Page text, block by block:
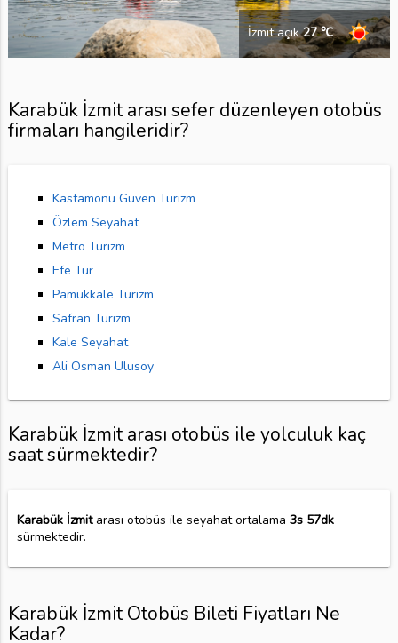
İzmit açık27 ℃
Karabük İzmit arası sefer düzenleyen otobüs
firmaları hangileridir?
Kastamonu Güven Turizm
Özlem Seyahat
Metro Turizm
Efe Tur
Pamukkale Turizm
Safran Turizm
Kale Seyahat
Ali Osman Ulusoy
Karabük İzmit arası otobüs ile yolculuk kaç
saat sürmektedir?
Karabük İzmitarası otobüs ile seyahat ortalama 3s 57dk
sürmektedir.
Karabük İzmit Otobüs Bileti Fiyatları Ne
Kadar?